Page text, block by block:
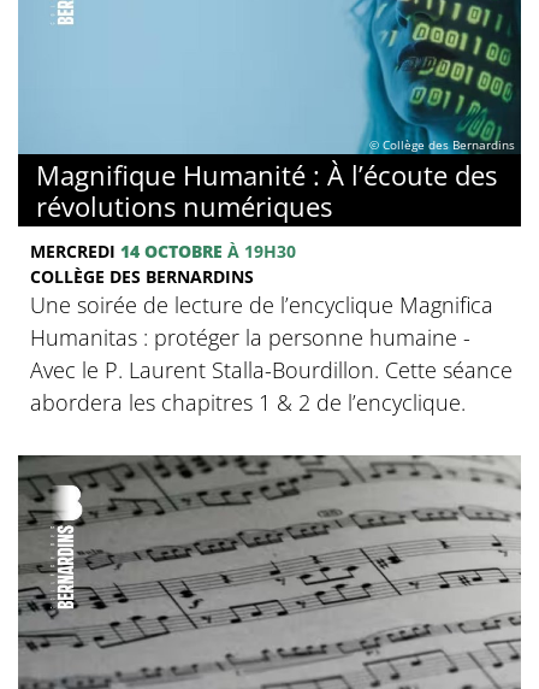
© Collège des Bernardins
Magnifique Humanité : À l’écoute des
révolutions numériques
MERCREDI 14 OCTOBRE À 19H30
COLLÈGE DES BERNARDINS
Une soirée de lecture de l’encyclique Magnifica
Humanitas : protéger la personne humaine -
Avec le P. Laurent Stalla-Bourdillon. Cette séance
abordera les chapitres 1 & 2 de l’encyclique.